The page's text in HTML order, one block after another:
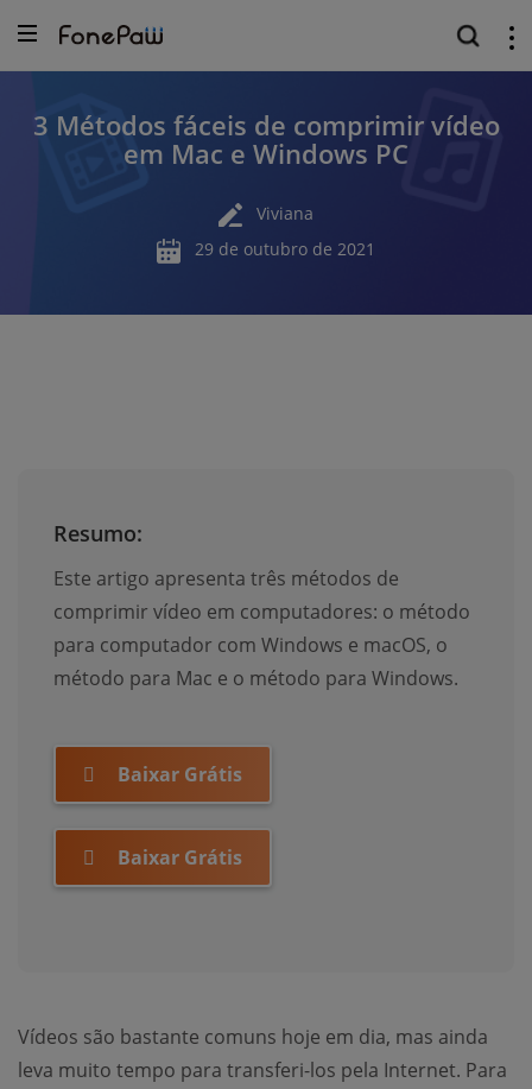
3 Métodos fáceis de comprimir vídeo
em Mac e Windows PC
Viviana
29 de outubro de 2021
Resumo:
Este artigo apresenta três métodos de
comprimir vídeo em computadores: o método
para computador com Windows e macOS, o
método para Mac e o método para Windows.
Baixar Grátis
Baixar Grátis
Vídeos são bastante comuns hoje em dia, mas ainda
leva muito tempo para transferi-los pela Internet. Para